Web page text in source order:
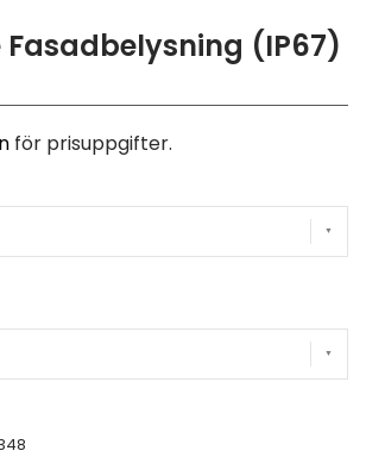
(IP67)
för prisuppgifter.